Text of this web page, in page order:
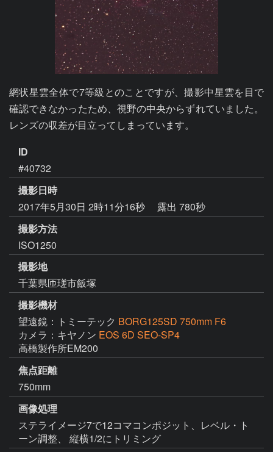
網状星雲全体で7等級とのことですが、撮影中星雲を目で
確認できなかったため、視野の中央からずれていました。
レンズの収差が目立ってしまっています。
ID
#40732
撮影日時
2017年5月30日 2時11分16秒
露出 780秒
撮影方法
ISO1250
撮影地
千葉県匝瑳市飯塚
撮影機材
望遠鏡：トミーテック BORG125SD 750mm F6
カメラ：キヤノン EOS 6D SEO-SP4
高橋製作所EM200
焦点距離
750mm
画像処理
ステライメージ7で12コマコンポジット、レベル・ト
ーン調整、 縦横1/2にトリミング